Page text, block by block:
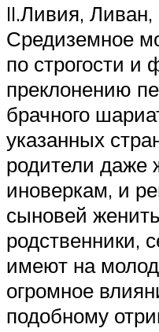
II.Ливия, Ливан,
Средиземное
по строгости и
преклонению
брачного
указанных
родители даже
иноверкам, и
сыновей
родственники,
имеют на
огромное
подобному